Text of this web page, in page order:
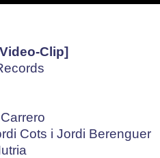
Clip]
Cots i Jordi Berenguer